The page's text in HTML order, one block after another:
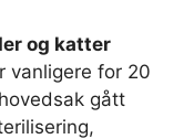
og katter
vanligere for 20
gått